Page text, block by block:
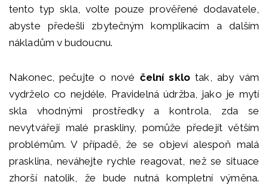
tento typ skla, volte pouze prověřené dodavatele,
abyste předešli zbytečným komplikacím a dalším
nákladům v budoucnu.
Nakonec, pečujte o nové čelní sklotak, aby vám
vydrželo co nejdéle. Pravidelná údržba, jako je mytí
skla vhodnými prostředky a kontrola, zda se
nevytvářejí malé praskliny, pomůže předejít větším
problémům. V případě, že se objeví alespoň malá
prasklina, neváhejte rychle reagovat, než se situace
zhorší natolik, že bude nutná kompletní výměna.